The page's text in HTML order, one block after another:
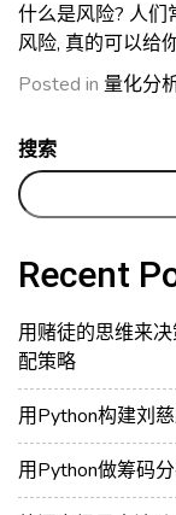
什么是风险? 人们
风险, 真的可以给
Posted in 量化分
搜索
Recent
用赌徒的思维来
配策略
用Python构建刘
用Python做筹码